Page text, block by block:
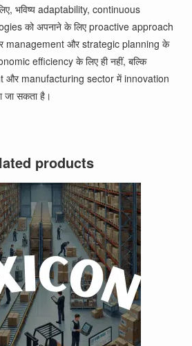
भविष्य adaptability, continuous
को अपनाने के लिए proactive approach
management और strategic planning के
efficiency के लिए ही नहीं, बल्कि
और manufacturing sector में innovation
जा सकता है।
products